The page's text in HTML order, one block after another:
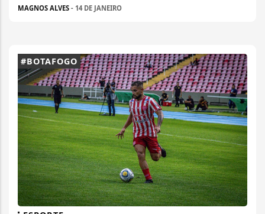
MAGNOS ALVES - 14 DE JANEIRO
#BOTAFOGO